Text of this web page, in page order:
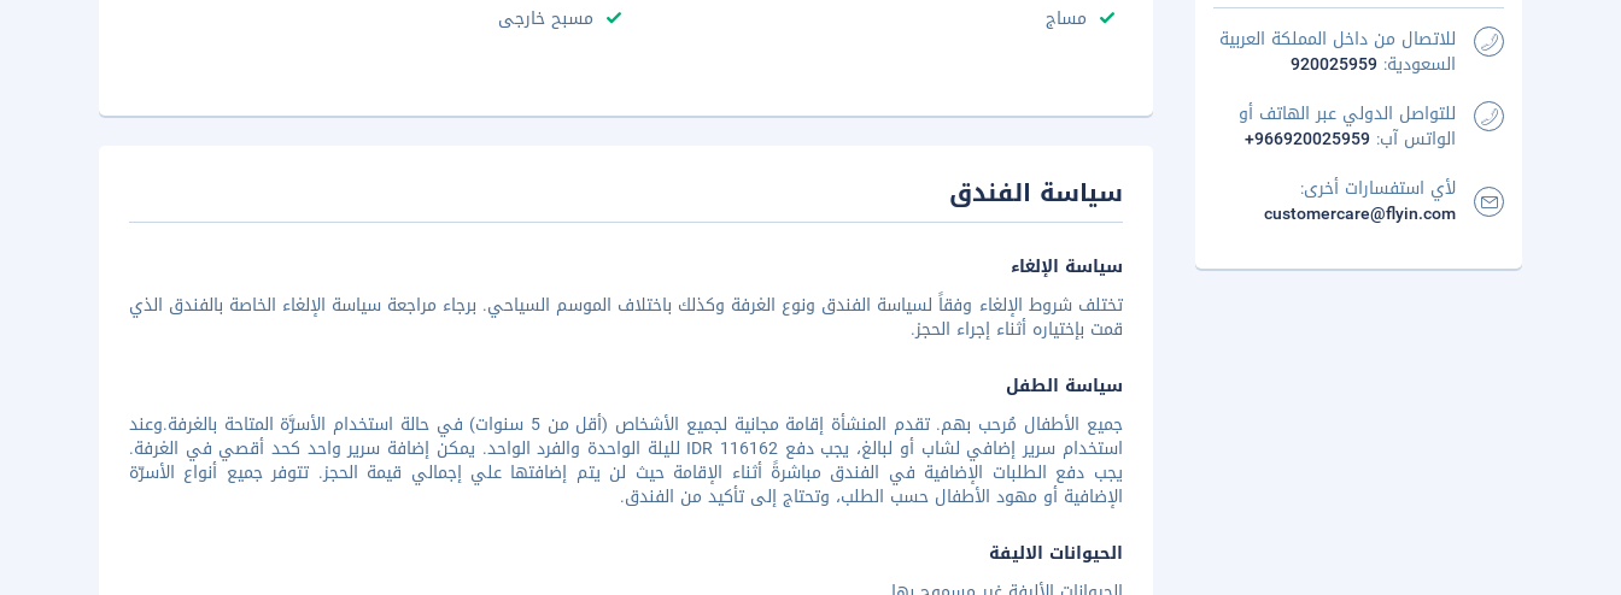
مساج
مسبح خارجى
سياسة الفندق
سياسة الإلغاء
تختلف شروط الإلغاء وفقاً لسياسة الفندق ونوع الغرفة وكذلك باختلاف الموسم السياحي. برجاء مراجعة سياسة الإلغاء الخاصة بالفندق الذي
قمت بإختياره أثناء إجراء الحجز.
سياسة الطفل
جميع الأطفال مُرحب بهم. تقدم المنشأة إقامة مجانية لجميع الأشخاص (أقل من 5 سنوات) في حالة استخدام الأسرَّة المتاحة بالغرفة.وعند
استخدام سرير إضافي لشاب أو لبالغ، يجب دفع IDR 116162 لليلة الواحدة والفرد الواحد. يمكن إضافة سرير واحد كحد أقصي في الغرفة.
يجب دفع الطلبات الإضافية في الفندق مباشرةً أثناء الإقامة حيث لن يتم إضافتها علي إجمالي قيمة الحجز. تتوفر جميع أنواع الأسرّة
الإضافية أو مهود الأطفال حسب الطلب، وتحتاج إلى تأكيد من الفندق.
الحيوانات الاليفة
للاتصال من داخل المملكة العربية
السعودية: 920025959
للتواصل الدولي عبر الهاتف أو
الواتس آب: +966920025959
لأي استفسارات أخرى:
customercare@flyin.com